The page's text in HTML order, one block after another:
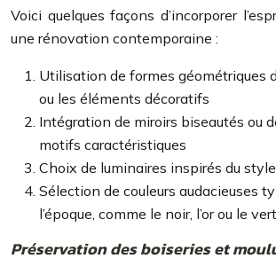
Voici quelques façons d’incorporer
une rénovation contemporaine :
Utilisation de formes géométriques
ou les éléments décoratifs
Intégration de miroirs biseautés ou
motifs caractéristiques
Choix de luminaires inspirés du
Sélection de couleurs audacieuses
l’époque, comme le noir, l’or ou le
Préservation des boiseries et